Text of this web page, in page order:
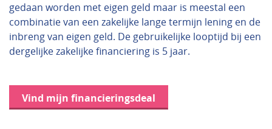
gedaan worden met eigen geld maar is meestal een
combinatie van een zakelijke lange termijn lening en de
inbreng van eigen geld. De gebruikelijke looptijd bij een
dergelijke zakelijke financiering is 5 jaar.
Vind mijn financieringsdeal